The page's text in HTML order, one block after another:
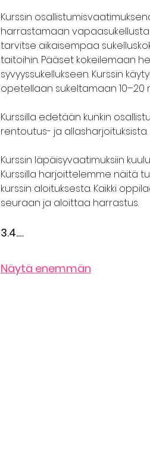
Kurssin
harrastamaan vapaasukellusta
tarvitse aikaisempaa
taitoihin. Pääset kokeilemaan
syvyyssukellukseen. Kurssin
opetellaan sukeltamaan 10–20
Kurssilla edetään kunkin
rentoutus- ja allasharjoituksista.
Kurssin läpäisyvaatimuksiin
Kurssilla harjoittelemme näitä
kurssin aloituksesta. Kaikki
seuraan ja aloittaa harrastus.
3.4.…
Näytä enemmän